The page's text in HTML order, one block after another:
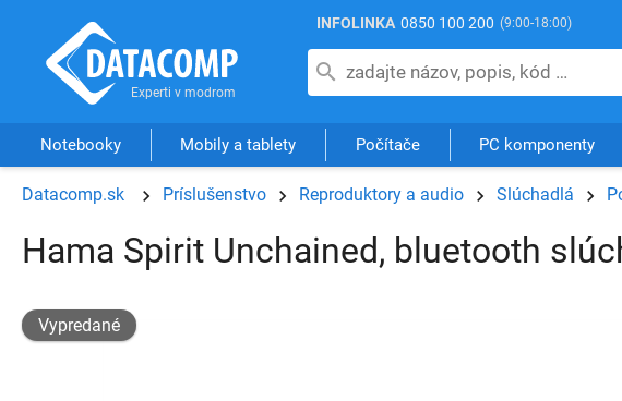
INFOLINKA 0850 100 200 (9:00-18:00)
Notebooky Mobily a tablety Počítače PC komponenty
Datacomp.sk Príslušenstvo Reproduktory a audio Slúchadlá
Hama Spirit Unchained, bluetooth
Vypredané